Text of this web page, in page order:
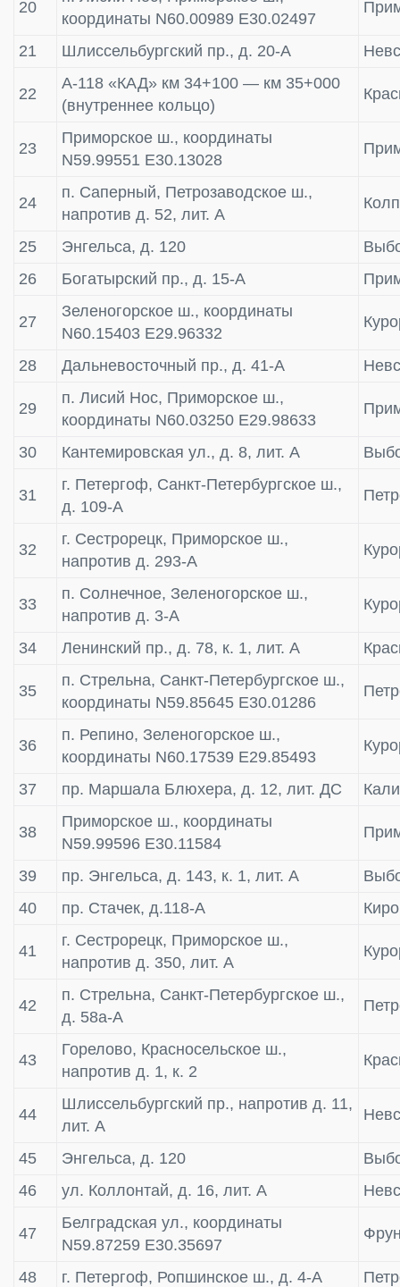
20
координаты N60.00989 E30.02497
21 Шлиссельбургский пр., д. 20-А
22
А-118 «КАД» км 34+100 — км 35+000
(внутреннее кольцо)
23
Приморское ш., координаты
N59.99551 E30.13028
24
п. Саперный, Петрозаводское ш.,
напротив д. 52, лит. А
25 Энгельса, д. 120
26
Богатырский пр., д. 15-А
27
Зеленогорское ш., координаты
N60.15403 E29.96332
28 Дальневосточный пр., д. 41-А
29
п. Лисий Нос, Приморское ш.,
координаты N60.03250 E29.98633
30 Кантемировская ул., д. 8, лит. А
31
г. Петергоф, Санкт-Петербургское ш.,
д. 109-А
32
г. Сестрорецк, Приморское ш.,
напротив д. 293-А
33
п. Солнечное, Зеленогорское ш.,
напротив д. 3-А
34 Ленинский пр., д. 78, к. 1, лит. А
35
п. Стрельна, Санкт-Петербургское ш.,
координаты N59.85645 E30.01286
36
п. Репино, Зеленогорское ш.,
координаты N60.17539 E29.85493
37 пр. Маршала Блюхера, д. 12, лит. ДС
38
Приморское ш., координаты
N59.99596 E30.11584
39 пр. Энгельса, д. 143, к. 1, лит. А
40
пр. Стачек, д.118-А
41
г. Сестрорецк, Приморское ш.,
напротив д. 350, лит. А
42
п. Стрельна, Санкт-Петербургское ш.,
д. 58а-А
43
Горелово, Красносельское ш.,
напротив д. 1, к. 2
44
Шлиссельбургский пр., напротив д. 11,
лит. А
45 Энгельса, д. 120
46
ул. Коллонтай, д. 16, лит. А
47
Белградская ул., координаты
N59.87259 E30.35697
48 г. Петергоф, Ропшинское ш., д. 4-А